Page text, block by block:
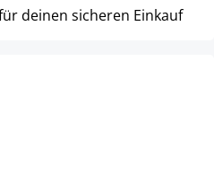
deinen sicheren Einkauf